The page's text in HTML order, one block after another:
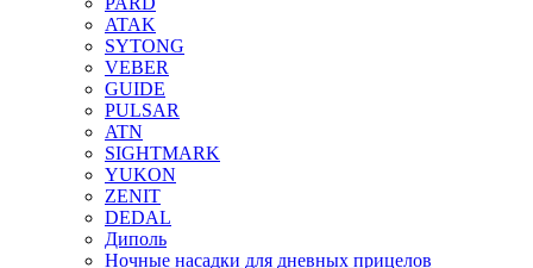
ATAK
SYTONG
VEBER
GUIDE
PULSAR
ATN
SIGHTMARK
YUKON
ZENIT
DEDAL
Диполь
Ночные насадки для дневных прицелов